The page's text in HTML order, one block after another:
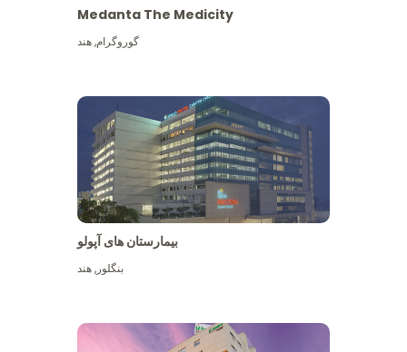
Medanta The Medicity
گوروگرام,هند
بیمارستان های آپولو
بنگلور,هند